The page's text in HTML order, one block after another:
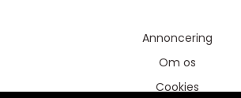
Annoncering
Om os
Cookies